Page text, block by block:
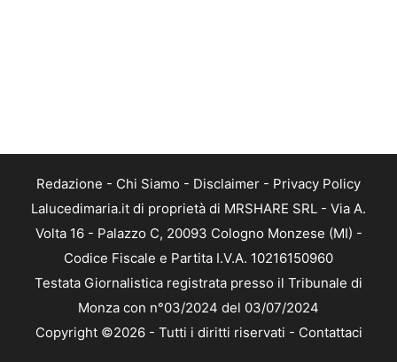
Redazione - Chi Siamo - Disclaimer - Privacy Policy
Lalucedimaria.it di proprietà di MRSHARE SRL - Via A.
Volta 16 - Palazzo C, 20093 Cologno Monzese (MI) -
Codice Fiscale e Partita I.V.A. 10216150960
Testata Giornalistica registrata presso il Tribunale di
Monza con n°03/2024 del 03/07/2024
Copyright ©2026 - Tutti i diritti riservati - Contattaci